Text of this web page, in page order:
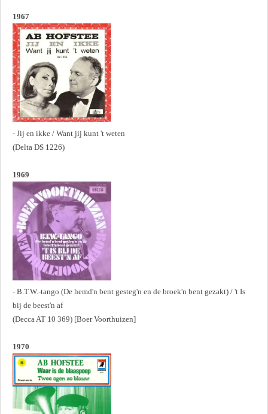
1967
- Jij en ikke / Want jij kunt 't weten
(Delta DS 1226)
1969
- B.T.W.-tango (De hemd'n bent gesteg'n en de broek'n bent gezakt) / 't Is
bij de beest'n af
(Decca AT 10 369) [Boer Voorthuizen]
1970